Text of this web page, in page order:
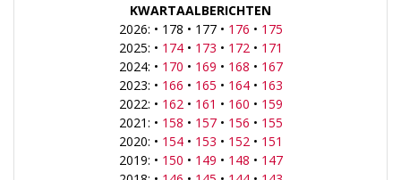
KWARTAALBERICHTEN
2026: • 178 • 177 • 176 • 175
2025: • 174• 173 • 172• 171
2024: • 170 • 169 • 168 • 167
2023: • 166 • 165 • 164• 163
2022: • 162• 161 • 160 • 159
2021: • 158 • 157• 156 • 155
2020: • 154• 153 • 152• 151
2019: • 150 • 149 • 148 • 147